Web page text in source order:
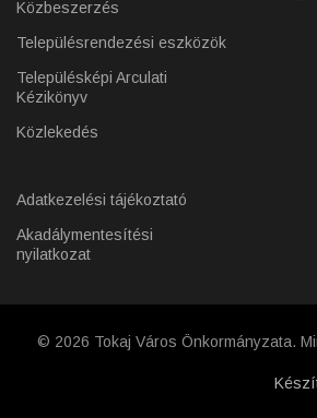
Közbeszerzés
Településrendezési eszközök
Településképi Arculati
Kézikönyv
Közlekedés
Adatkezelési tájékoztató
Akadálymentesítési
nyilatkozat
© 2026 Tokaj Város Önkormányzata.